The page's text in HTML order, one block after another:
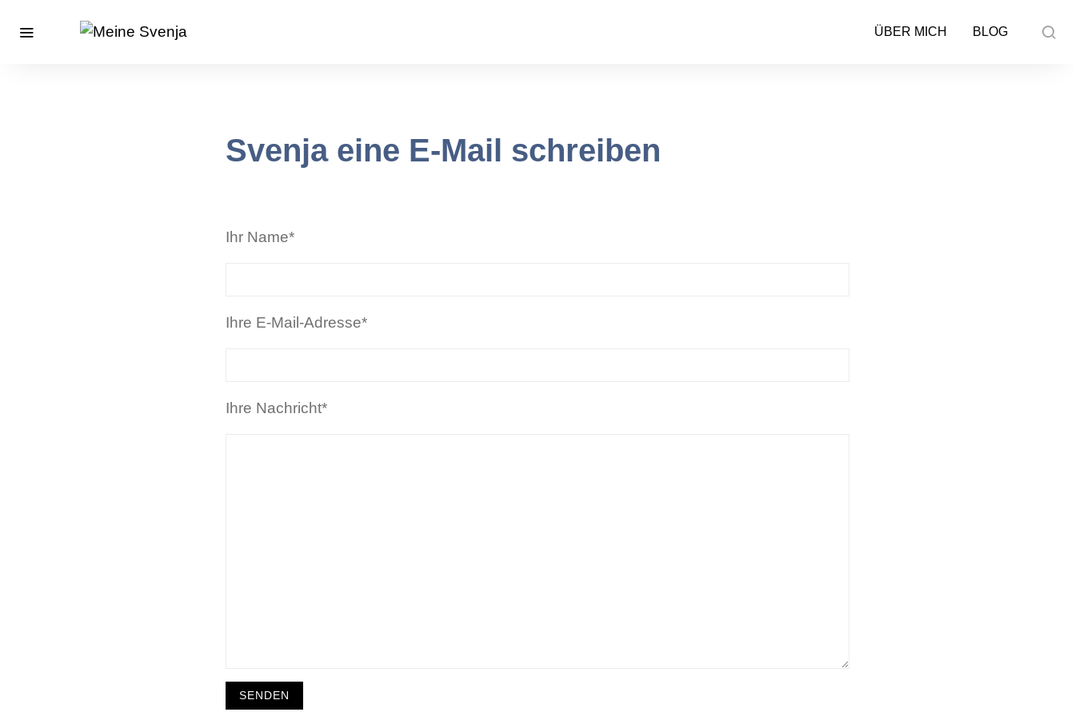
ÜBER MICH BLOG
Svenja eine E-Mail schreiben
Ihr Name*
Ihre E-Mail-Adresse*
Ihre Nachricht*